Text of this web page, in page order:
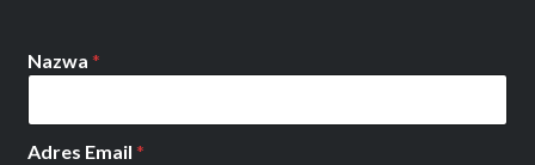
Nazwa*
Adres Email*